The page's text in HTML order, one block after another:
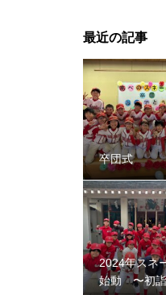
智辯学園野球部OB
最近の記事
卒団式
2024年スネ
始動 〜初